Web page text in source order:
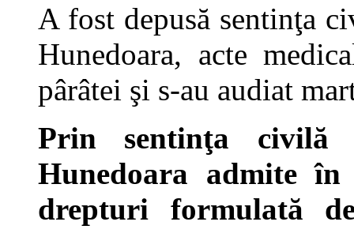
A fost depusă sentinţa
Hunedoara, acte
pârâtei şi s-au audiat
Prin sentinţa civilă
Hunedoara admite
drepturi formulată